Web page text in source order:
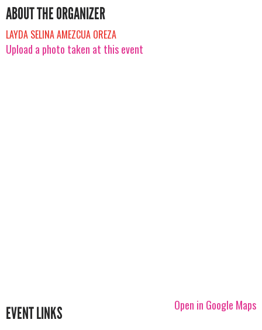
ABOUT THE ORGANIZER
LAYDA SELINA AMEZCUA OREZA
Upload a photo taken at this event
Open in Google Maps
EVENT LINKS